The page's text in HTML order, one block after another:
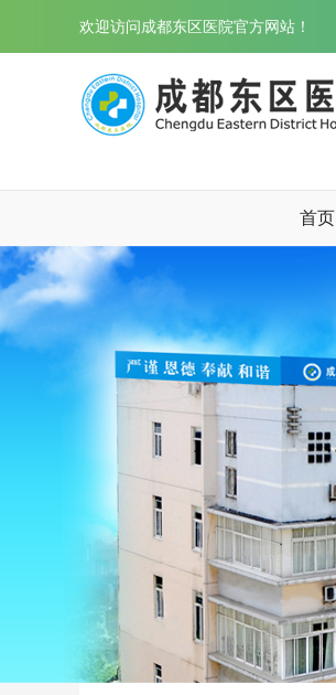
欢迎访问成都东区医院官方网站！
首页